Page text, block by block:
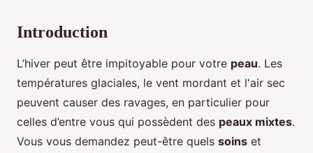
Introduction
L’hiver peut être impitoyable pour votre peau. Les
températures glaciales, le vent mordant et l'air sec
peuvent causer des ravages, en particulier pour
celles d’entre vous qui possèdent des peaux mixtes.
Vous vous demandez peut-être quels soins et